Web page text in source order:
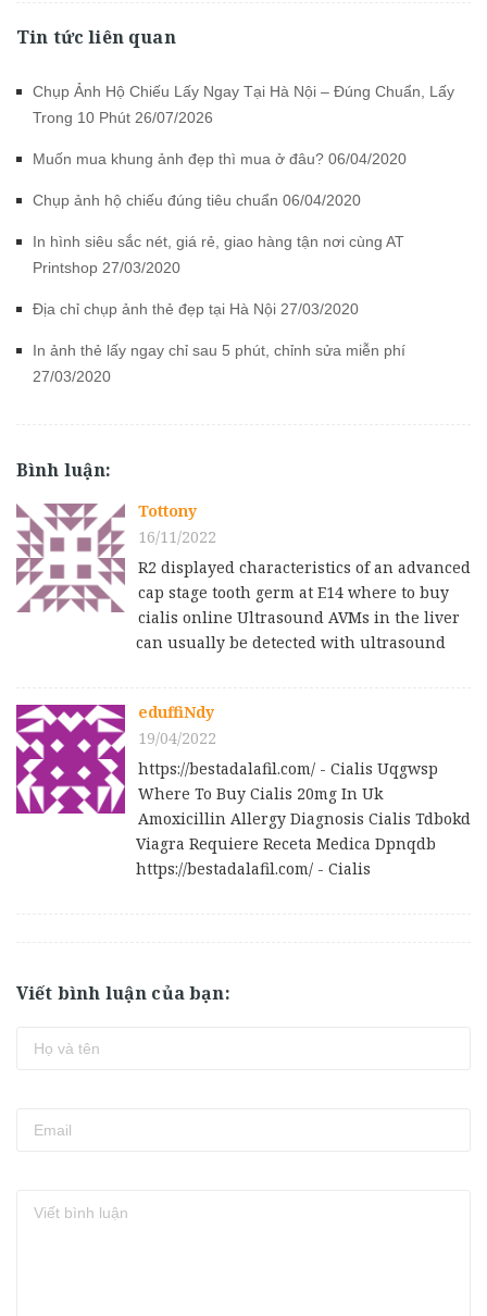
Tin tức liên quan
Chụp Ảnh Hộ Chiếu Lấy Ngay Tại Hà Nội – Đúng Chuẩn, Lấy
Trong 10 Phút 26/07/2026
Muốn mua khung ảnh đẹp thì mua ở đâu? 06/04/2020
Chụp ảnh hộ chiếu đúng tiêu chuẩn 06/04/2020
In hình siêu sắc nét, giá rẻ, giao hàng tận nơi cùng AT
Printshop 27/03/2020
Địa chỉ chụp ảnh thẻ đẹp tại Hà Nội 27/03/2020
In ảnh thẻ lấy ngay chỉ sau 5 phút, chỉnh sửa miễn phí
27/03/2020
Bình luận:
Tottony
16/11/2022
R2 displayed characteristics of an advanced
cap stage tooth germ at E14 where to buy
cialis online Ultrasound AVMs in the liver
can usually be detected with ultrasound
eduffiNdy
19/04/2022
https://bestadalafil.com/ - Cialis Uqgwsp
Where To Buy Cialis 20mg In Uk
Amoxicillin Allergy Diagnosis Cialis Tdbokd
Viagra Requiere Receta Medica Dpnqdb
https://bestadalafil.com/ - Cialis
Viết bình luận của bạn: